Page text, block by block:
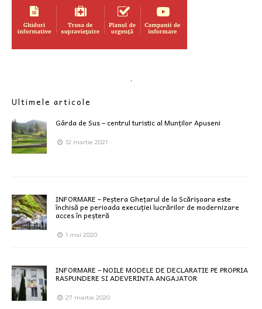
.
Ultimele articole
Gârda de Sus – centrul turistic al Munților Apuseni
12 martie 2021
INFORMARE – Peștera Ghețarul de la Scărișoara este
închisă pe perioada execuției lucrărilor de modernizare
acces în peșteră
1 mai 2020
INFORMARE – NOILE MODELE DE DECLARATIE PE PROPRIA
RASPUNDERE SI ADEVERINTA ANGAJATOR
27 martie 2020